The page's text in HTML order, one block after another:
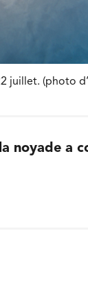
juillet. (photo
noyade a